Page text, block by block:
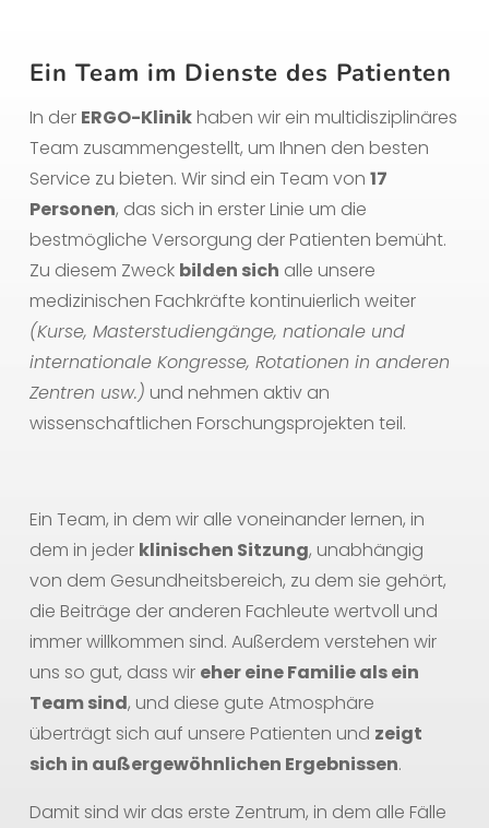
Ein Team im Dienste des Patienten
In der ERGO-Klinikhaben wir ein multidisziplinäres
Team zusammengestellt, um Ihnen den besten
Service zu bieten. Wir sind ein Team von 17
Personen, das sich in erster Linie um die
bestmögliche Versorgung der Patienten bemüht.
Zu diesem Zweck bilden sich alle unsere
medizinischen Fachkräfte kontinuierlich weiter
(Kurse, Masterstudiengänge, nationale und
internationale Kongresse, Rotationen in anderen
Zentren usw.) und nehmen aktiv an
wissenschaftlichen Forschungsprojekten teil.
Ein Team, in dem wir alle voneinander lernen, in
dem in jeder klinischen Sitzung, unabhängig
von dem Gesundheitsbereich, zu dem sie gehört,
die Beiträge der anderen Fachleute wertvoll und
immer willkommen sind. Außerdem verstehen wir
uns so gut, dass wir eher eine Familie als ein
Team sind, und diese gute Atmosphäre
überträgt sich auf unsere Patienten und zeigt
sich in außergewöhnlichen Ergebnissen.
Damit sind wir das erste Zentrum, in dem alle Fälle